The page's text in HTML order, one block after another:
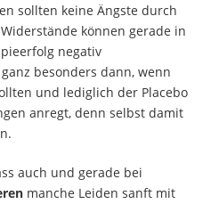
sollten keine Ängste durch
können gerade in
negativ
besonders dann, wenn
und lediglich der Placebo
anregt, denn selbst damit
auch und gerade bei
manche Leiden sanft mit